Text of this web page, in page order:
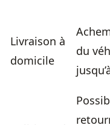
Livraison à
domicile
du